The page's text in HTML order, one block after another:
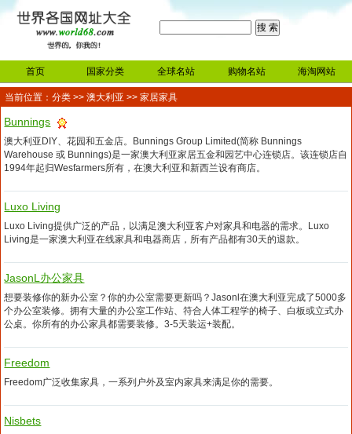
首页 国家分类 全球名站 购物名站 海淘网站
当前位置： 分类 >> 澳大利亚 >> 家居家具
Bunnings
澳大利亚DIY、花园和五金店。Bunnings Group Limited(简称 Bunnings
Warehouse 或 Bunnings)是一家澳大利亚家居五金和园艺中心连锁店。该连锁店自
1994年起归Wesfarmers所有，在澳大利亚和新西兰设有商店。
Luxo Living
Luxo Living提供广泛的产品，以满足澳大利亚客户对家具和电器的需求。Luxo
Living是一家澳大利亚在线家具和电器商店，所有产品都有30天的退款。
JasonL办公家具
想要装修你的新办公室？你的办公室需要更新吗？Jasonl在澳大利亚完成了5000多
个办公室装修。拥有大量的办公室工作站、符合人体工程学的椅子、白板或立式办
公桌。你所有的办公家具都需要装修。3-5天装运+装配。
Freedom
Freedom广泛收集家具，一系列户外及室内家具来满足你的需要。
Nisbets